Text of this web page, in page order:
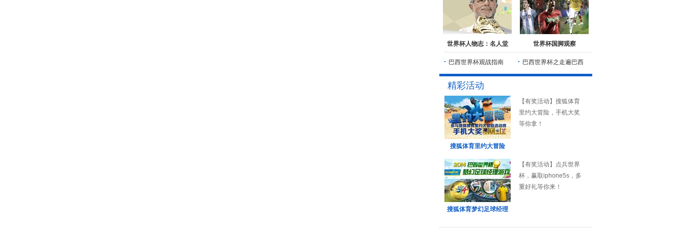
世界杯人物志：名人堂 世界杯国脚观察
巴西世界杯观战指南 巴西世界杯之走遍巴西
精彩活动
搜狐体育里约大冒险
【有奖活动】搜狐体育
里约大冒险，手机大奖
等你拿！
搜狐体育梦幻足球经理
【有奖活动】点兵世界
杯，赢取iphone5s，多
重好礼等你来！